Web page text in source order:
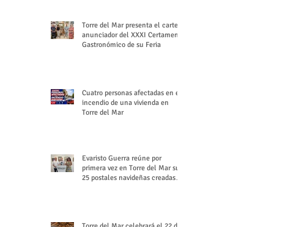
Torre del Mar presenta el cartel
anunciador del XXXI Certamen
Gastronómico de su Feria
Cuatro personas afectadas en el
incendio de una vivienda en
Torre del Mar
Evaristo Guerra reúne por
primera vez en Torre del Mar sus
25 postales navideñas creadas